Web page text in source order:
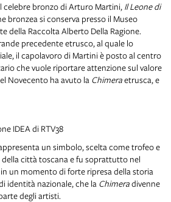
celebre bronzo di Arturo Martini, Il Leone di
bronzea si conserva presso il Museo
della Raccolta Alberto Della Ragione.
precedente etrusco, al quale lo
il capolavoro di Martini è posto al centro
che vuole riportare attenzione sul valore
Novecento ha avuto la Chimeraetrusca, e
IDEA di RTV38
un simbolo, scelta come trofeo e
della città toscana e fu soprattutto nel
un momento di forte ripresa della storia
identità nazionale, che la Chimeradivenne
degli artisti.